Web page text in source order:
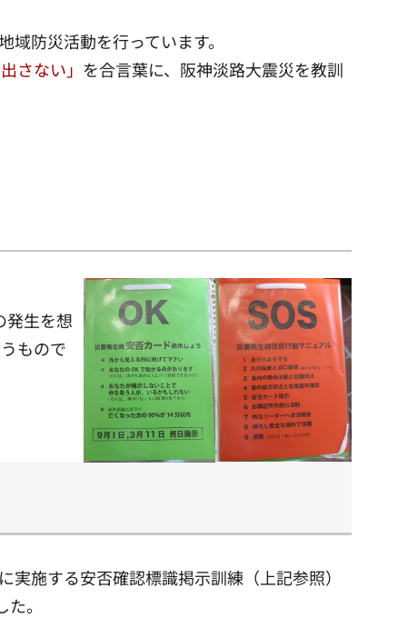
防災活動を行っています。
さない」 を合言葉に、阪神淡路大震災を教訓
発生を想
もので
施する安否確認標識掲示訓練（上記参照）
。